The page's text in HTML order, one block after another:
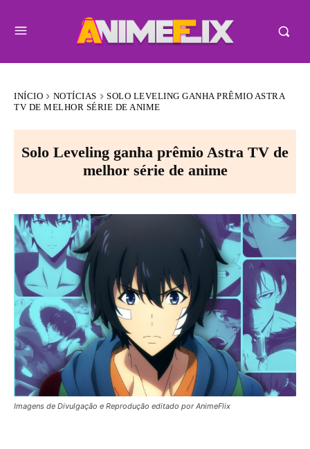
INÍCIO NOTÍCIAS
SOLO LEVELING GANHA PRÊMIO ASTRA
TV DE MELHOR SÉRIE DE ANIME
Solo Leveling ganha prêmio Astra TV de
melhor série de anime
Imagens de Divulgação e Reprodução editado por AnimeFlix